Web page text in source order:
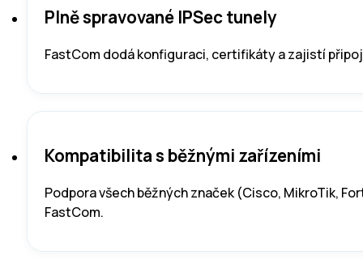
Plně spravované IPSec tunely
FastCom dodá konfiguraci, certifikáty a zajistí
Kompatibilita s běžnými zařízeními
Podpora všech běžných značek (Cisco, MikroTik,
FastCom.